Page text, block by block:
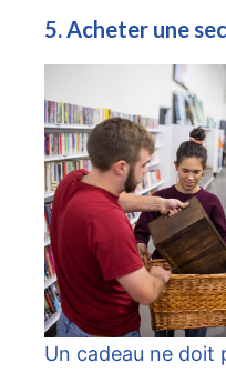
5. Acheter une
Un cadeau ne doit